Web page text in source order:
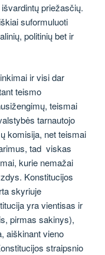
priežasčių.
suformuluoti
politinių bet ir
ir visi dar
teismo
teismai
tarnautojo
komisija, net teismai
tad viskas
kurie nemažai
Konstitucijos
skyriuje
yra vientisas ir
pirmas sakinys),
aiškinant vieno
straipsnio